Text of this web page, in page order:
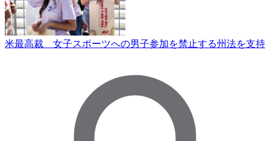
米最高裁 女子スポーツへの男子参加を禁止する州法を支持